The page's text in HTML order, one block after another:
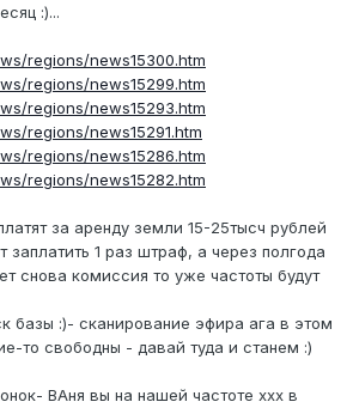
:)...
regions/news15300.htm
regions/news15299.htm
regions/news15293.htm
regions/news15291.htm
regions/news15286.htm
regions/news15282.htm
за аренду земли 15-25тысч рублей
заплатить 1 раз штраф, а через полгода
снова комиссия то уже частоты будут
базы :)- сканирование эфира ага в этом
то свободны - давай туда и станем :)
ВАня вы на нашей частоте ххх в